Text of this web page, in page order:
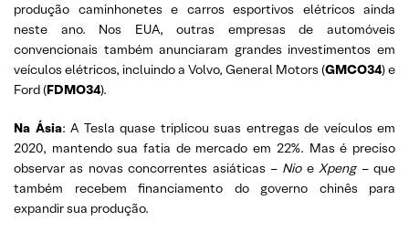
produção caminhonetes e carros esportivos elétricos ainda
neste ano. Nos EUA, outras empresas de automóveis
convencionais também anunciaram grandes investimentos em
veículos elétricos, incluindo a Volvo, General Motors (GMCO34) e
Ford (FDMO34).
Na Ásia: A Tesla quase triplicou suas entregas de veículos em
2020, mantendo sua fatia de mercado em 22%. Mas é preciso
observar as novas concorrentes asiáticas – Nio eXpeng– que
também recebem financiamento do governo chinês para
expandir sua produção.